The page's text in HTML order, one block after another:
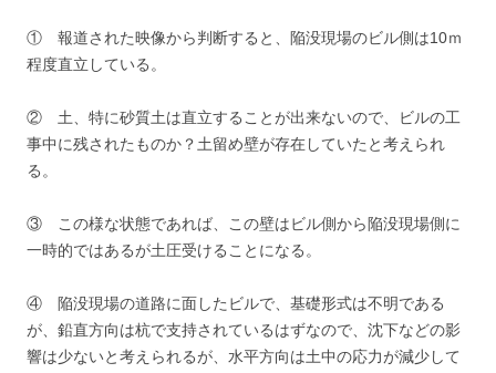
① 報道された映像から判断すると、陥没現場のビル側は10ｍ
程度直立している。
② 土、特に砂質土は直立することが出来ないので、ビルの工
事中に残されたものか？土留め壁が存在していたと考えられ
る。
③ この様な状態であれば、この壁はビル側から陥没現場側に
一時的ではあるが土圧受けることになる。
④ 陥没現場の道路に面したビルで、基礎形式は不明である
が、鉛直方向は杭で支持されているはずなので、沈下などの影
響は少ないと考えられるが、水平方向は土中の応力が減少して